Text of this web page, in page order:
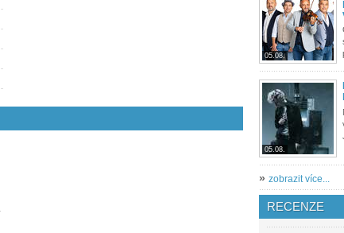
05.08.
05.08.
» zobrazit více...
RECENZE